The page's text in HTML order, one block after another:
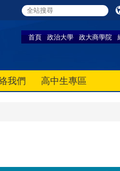
首頁 政治大學 政大商學院
我們 高中生專區